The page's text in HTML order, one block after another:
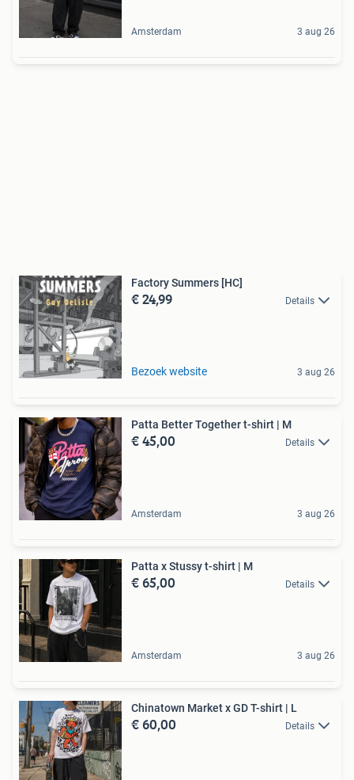
Amsterdam 3 aug 26
Factory Summers [HC]
€ 24,99 Details
Bezoek website 3 aug 26
Patta Better Together t-shirt | M
€ 45,00 Details
Amsterdam 3 aug 26
Patta x Stussy t-shirt | M
€ 65,00 Details
Amsterdam 3 aug 26
Chinatown Market x GD T-shirt | L
€ 60,00 Details